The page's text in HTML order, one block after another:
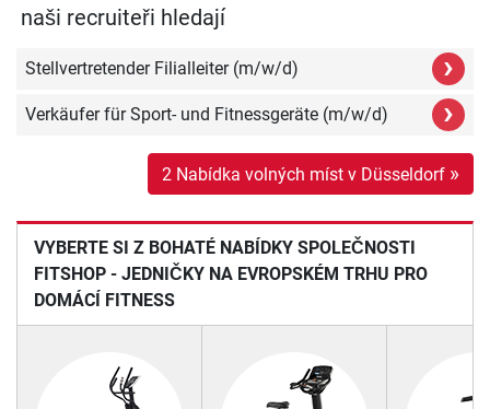
naši recruiteři hledají
Stellvertretender Filialleiter (m/w/d) ›
Verkäufer für Sport- und Fitnessgeräte (m/w/d) ›
2 Nabídka volných míst v Düsseldorf »
VYBERTE SI Z BOHATÉ NABÍDKY SPOLEČNOSTI
FITSHOP - JEDNIČKY NA EVROPSKÉM TRHU PRO
DOMÁCÍ FITNESS